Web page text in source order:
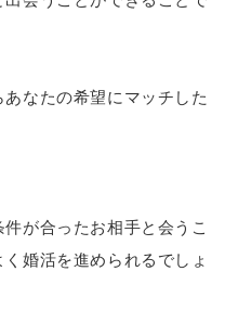
なたの希望にマッチした
が合ったお相手と会うこ
婚活を進められるでしょ